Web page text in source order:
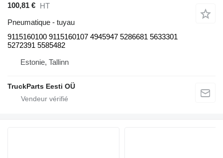
100,81 € HT
Pneumatique - tuyau
9115160100 9115160107 4945947 5286681 5633301
5272391 5585482
Estonie, Tallinn
TruckParts Eesti OÜ